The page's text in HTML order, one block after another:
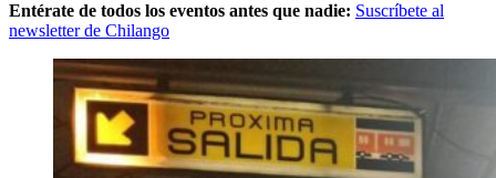
Entérate de todos los eventos antes que nadie: Suscríbete al
newsletter de Chilango